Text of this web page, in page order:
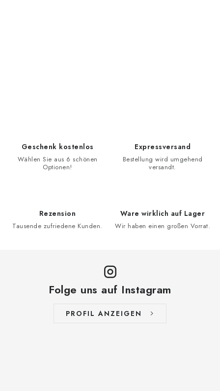
Geschenk kostenlos
Wählen Sie aus 6 schönen
Optionen!
Expressversand
Bestellung wird umgehend
versandt.
Rezension
Tausende zufriedene Kunden.
Ware wirklich auf Lager
Wir haben einen großen Vorrat.
Folge uns auf Instagram
PROFIL ANZEIGEN